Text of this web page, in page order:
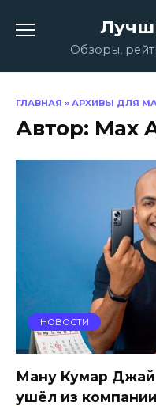
содержаниюОбзоры,
ГЛАВНАЯ » АРХИВЫ ДЛЯ
Автор: Max
НОВОСТИ
Ману Кумар
ушёл из